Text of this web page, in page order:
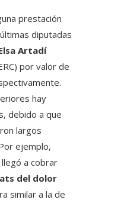
prestación
diputadas
Artadí
por valor de
hay
debido a que
largos
ejemplo,
llegó a cobrar
del dolor
similar a la de